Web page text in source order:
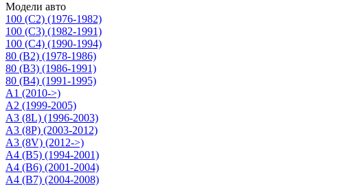
Модели авто
100 (C2) (1976-1982)
100 (C3) (1982-1991)
100 (C4) (1990-1994)
80 (B2) (1978-1986)
80 (B3) (1986-1991)
80 (B4) (1991-1995)
A1 (2010->)
A2 (1999-2005)
A3 (8L) (1996-2003)
A3 (8P) (2003-2012)
A3 (8V) (2012->)
A4 (B5) (1994-2001)
A4 (B6) (2001-2004)
A4 (B7) (2004-2008)